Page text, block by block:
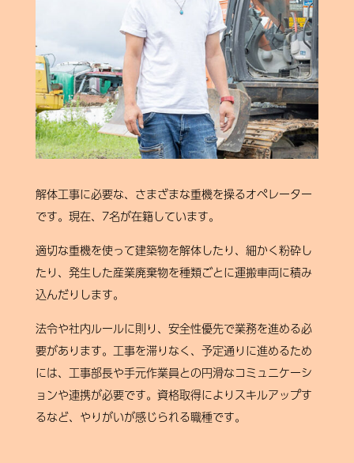
解体工事に必要な、さまざまな重機を操るオペレーター
です。現在、7名が在籍しています。
適切な重機を使って建築物を解体したり、細かく粉砕し
たり、発生した産業廃棄物を種類ごとに運搬車両に積み
込んだりします。
法令や社内ルールに則り、安全性優先で業務を進める必
要があります。工事を滞りなく、予定通りに進めるため
には、工事部長や手元作業員との円滑なコミュニケーシ
ョンや連携が必要です。資格取得によりスキルアップす
るなど、やりがいが感じられる職種です。